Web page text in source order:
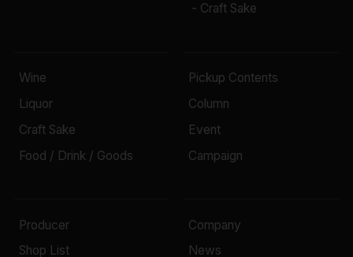
- Craft Sake
Wine
Liquor
Craft Sake
Food / Drink / Goods
Pickup Contents
Column
Event
Campaign
Producer
Shop List
Company
News